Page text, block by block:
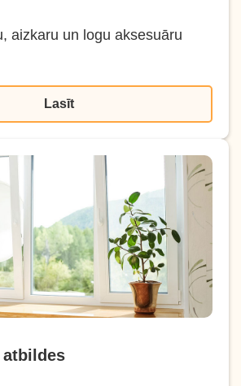
aizkaru un logu aksesuāru
Lasīt
atbildes